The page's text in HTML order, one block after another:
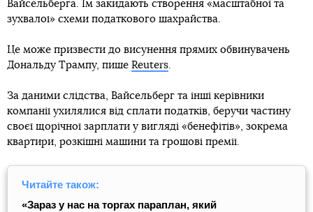
Вайсельберга. Їм закидають створення «масштабної та
зухвалої» схеми податкового шахрайства.
Це може призвести до висунення прямих обвинувачень
Дональду Трампу, пише Reuters.
За даними слідства, Вайсельберг та інші керівники
компанії ухилялися від сплати податків, беручи частину
своєї щорічної зарплати у вигляді «бенефітів», зокрема
квартири, розкішні машини та грошові премії.
Читайте також:
«Зараз у нас на торгах параплан, який